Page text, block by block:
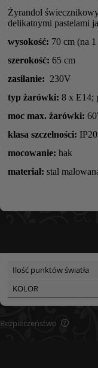
Żyrandol
delikatnymi pastelami
wysokość: 70 cm (na
szerokość: 65 cm
zasilanie: 230V
typ żarówki: 8 x E14;
moc max. żarówki:
klasa szczelności: IP20
mocowanie: hak
materiał: stal
Ilość punktów światła
KOLOR
Bezpieczeństwo